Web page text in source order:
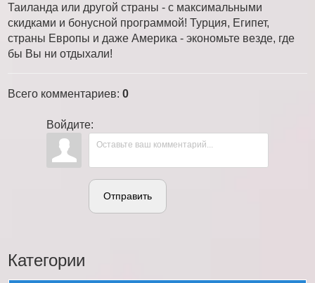
Таиланда или другой страны - с максимальными
скидками и бонусной программой! Турция, Египет,
страны Европы и даже Америка - экономьте везде, где
бы Вы ни отдыхали!
Всего комментариев: 0
Войдите:
Отправить
Категории